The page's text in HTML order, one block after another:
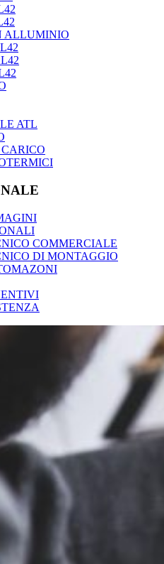
ALLUMINIO
ATL
COMMERCIALE
DI MONTAGGIO